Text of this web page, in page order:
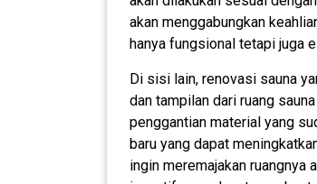
akan menggabungkan
hanya fungsional tetapi juga
Di sisi lain, renovasi sauna
dan tampilan dari ruang
penggantian material yang
baru yang dapat
ingin meremajakan ruangnya